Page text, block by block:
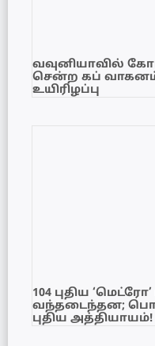
வவுனியாவில்
சென்ற கப் வாகனம்
உயிரிழப்பு
104 புதிய
வந்தடைந்தன;
புதிய அத்தியாயம்!